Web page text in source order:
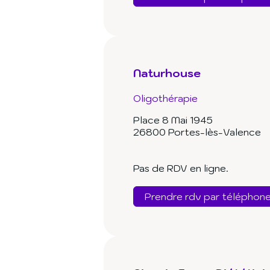
Naturhouse
Oligothérapie
Place 8 Mai 1945
26800 Portes-lès-Valence
Pas de RDV en ligne.
Prendre rdv par